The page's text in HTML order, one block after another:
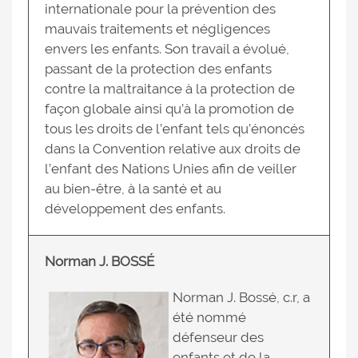
internationale pour la prévention des
mauvais traitements et négligences
envers les enfants. Son travail a évolué,
passant de la protection des enfants
contre la maltraitance à la protection de
façon globale ainsi qu’à la promotion de
tous les droits de l’enfant tels qu’énoncés
dans la Convention relative aux droits de
l’enfant des Nations Unies afin de veiller
au bien-être, à la santé et au
développement des enfants.
Norman J. BOSSÉ
Norman J. Bossé, c.r, a
été nommé
défenseur des